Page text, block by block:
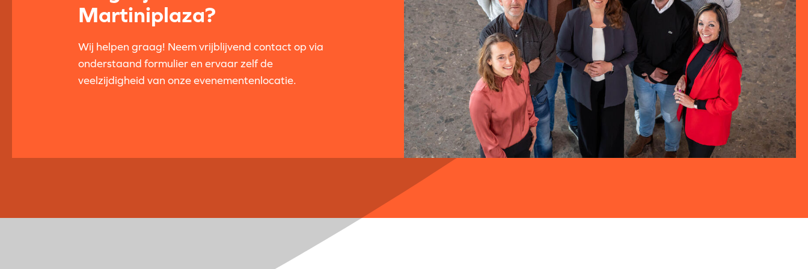
Martiniplaza?
Wij helpen graag! Neem vrijblijvend contact op via
onderstaand formulier en ervaar zelf de
veelzijdigheid van onze evenementenlocatie.